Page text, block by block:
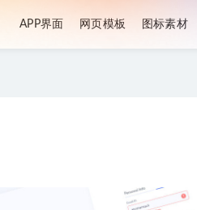
APP界面 网页模板 图标素材